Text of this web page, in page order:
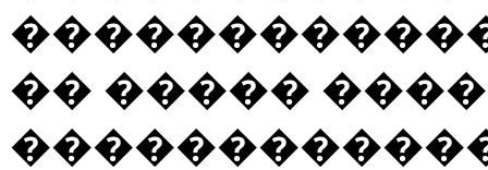
�� �����